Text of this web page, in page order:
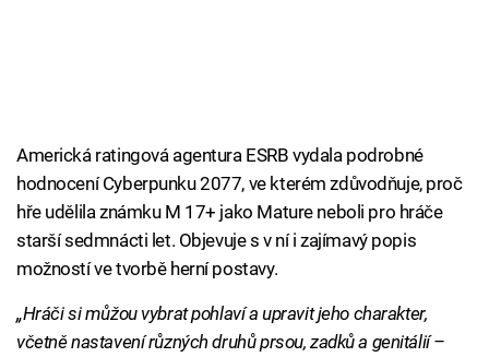
Americká ratingová agentura ESRB vydala podrobné
hodnocení Cyberpunku 2077, ve kterém zdůvodňuje, proč
hře udělila známku M 17+ jako Mature neboli pro hráče
starší sedmnácti let. Objevuje s v ní i zajímavý popis
možností ve tvorbě herní postavy.
„Hráči si můžou vybrat pohlaví a upravit jeho charakter,
včetně nastavení různých druhů prsou, zadků a genitálií –